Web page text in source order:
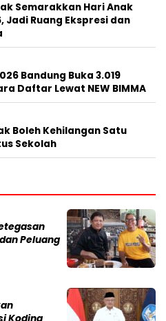
Semarakkan Hari Anak
Jadi Ruang Ekspresi dan
Bandung Buka 3.019
Daftar Lewat NEW BIMMA
Boleh Kehilangan Satu
Sekolah
Peluang